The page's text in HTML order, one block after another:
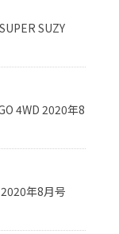
SUZY
4WD 2020年8
2020年8月号